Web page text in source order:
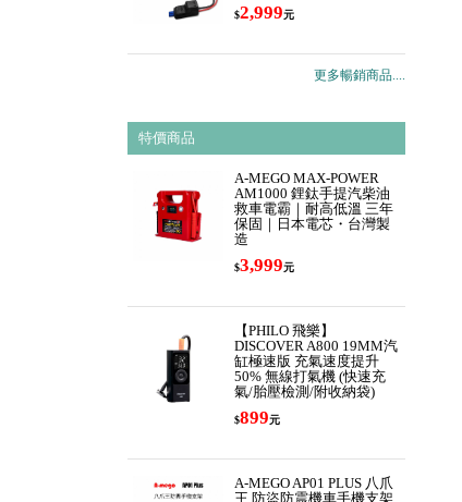
$2,999元
更多暢銷商品....
特價商品
A-MEGO MAX-POWER
AM1000 鋰鈦手提汽柴油
救車電霸｜耐高低溫 三年
保固｜日本電芯・台灣製
造
$3,999元
【PHILO 飛樂】
DISCOVER A800 19MM汽
缸極速版 充氣速度提升
50% 無線打氣機 (快速充
氣/胎壓檢測/附收納袋)
$899元
A-MEGO AP01 PLUS 八爪
王 防盜防震機車手機支架